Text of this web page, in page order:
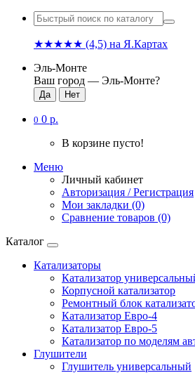
★★★★★ (4,5) на Я.Картах
Эль-Монте
Ваш город — Эль-Монте?
0 0 р.
В корзине пусто!
Меню
Личный кабинет
Авторизация / Регистрация
Мои закладки (0)
Сравнение товаров (0)
Каталог
Катализаторы
Катализатор
Корпусной катализатор
Ремонтный блок
Катализатор Евро-4
Катализатор Евро-5
Катализатор по моделям
Глушители
Глушитель универсальный